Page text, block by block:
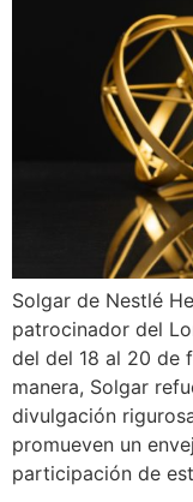
Solgar de Nestlé
patrocinador del
del del 18 al 20 de
manera, Solgar
divulgación
promueven un
participación de